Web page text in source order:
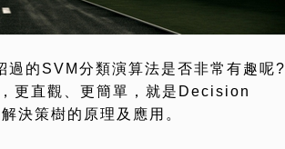
過的SVM分類演算法是否非常有趣呢?
更直觀、更簡單，就是Decision
決策樹的原理及應用。